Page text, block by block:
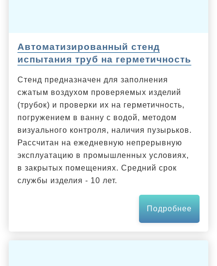
Автоматизированный стенд
испытания труб на герметичность
Cтенд предназначен для заполнения
сжатым воздухом проверяемых изделий
(трубок) и проверки их на герметичность,
погружением в ванну с водой, методом
визуального контроля, наличия пузырьков.
Рассчитан на ежедневную непрерывную
эксплуатацию в промышленных условиях,
в закрытых помещениях. Средний срок
службы изделия - 10 лет.
Подробнее